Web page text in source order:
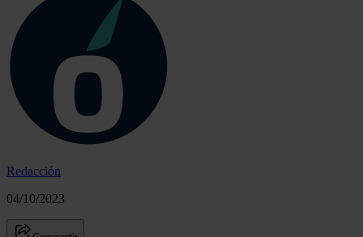
Redacción
04/10/2023